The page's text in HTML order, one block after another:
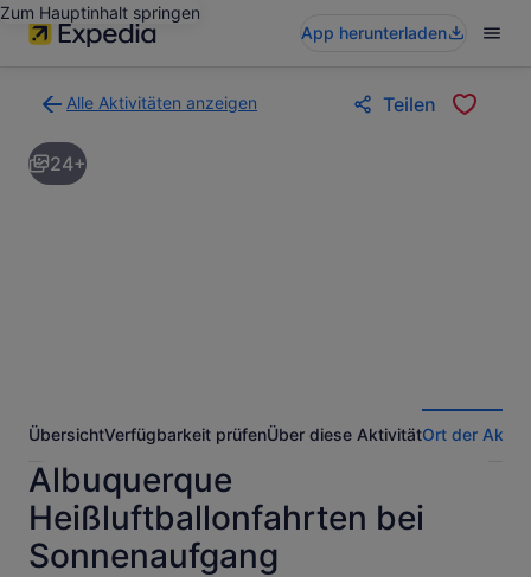
Zum Hauptinhalt springen
App herunterladen
Alle Aktivitäten anzeigen
zur
Ergebnisseite
für
Teilen
24+
ÜbersichtVerfügbarkeit prüfenÜber diese AktivitätOrt der
Albuquerque
Heißluftballonfahrten bei
Sonnenaufgang